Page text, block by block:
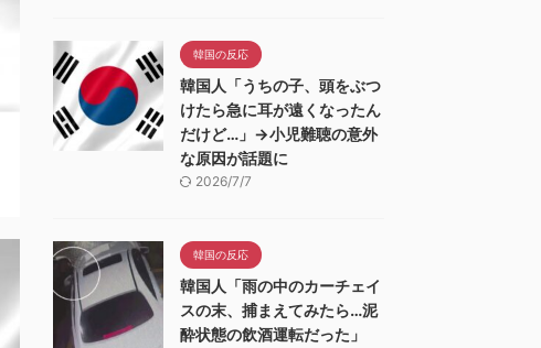
韓国の反応
韓国人「うちの子、頭をぶつ
けたら急に耳が遠くなったん
だけど…」→小児難聴の意外
な原因が話題に
2026/7/7
韓国の反応
韓国人「雨の中のカーチェイ
スの末、捕まえてみたら…泥
酔状態の飲酒運転だった」